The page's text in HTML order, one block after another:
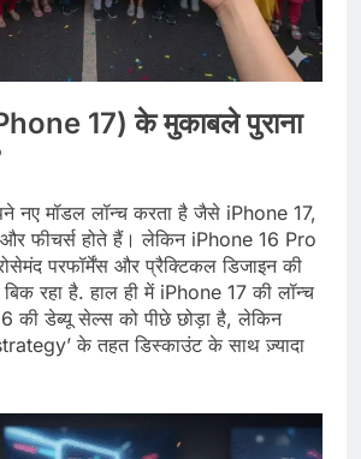
17) के मुकाबले पुराना
नए मॉडल लॉन्च करता है जैसे iPhone 17,
और फीचर्स होते हैं। लेकिन iPhone 16 Pro
परफॉर्मेंस और प्रैक्टिकल डिजाइन की
रहा है. हाल ही में iPhone 17 की लॉन्च
की डेब्यू सेल्स को पीछे छोड़ा है, लेकिन
के तहत डिस्काउंट के साथ ज़्यादा